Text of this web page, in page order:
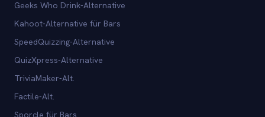
Geeks Who Drink-Alternative
Kahoot-Alternative für Bars
SpeedQuizzing-Alternative
QuizXpress-Alternative
TriviaMaker-Alt.
Factile-Alt.
Sporcle für Bars